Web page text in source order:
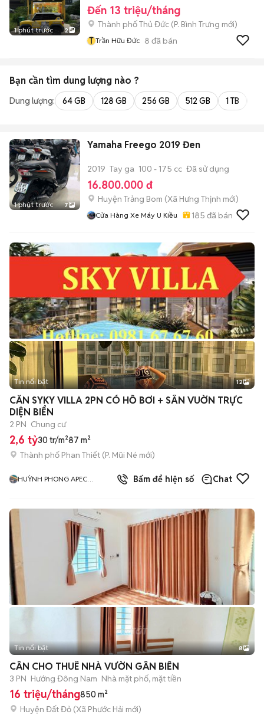
1 phút trước 2
Đến 13 triệu/tháng
Thành phố Thủ Đức (P. Bình Trưng mới)
T Trần Hữu Đức 8 đã bán
Bạn cần tìm dung lượng nào ?
Dung lượng: 64 GB 128 GB 256 GB 512 GB 1 TB
1 phút trước 7
Yamaha Freego 2019 Đen
2019 Tay ga 100 - 175 cc Đã sử dụng
16.800.000 đ
Huyện Trảng Bom (Xã Hưng Thịnh mới)
Cửa Hàng Xe Máy U Kiều 185 đã bán
+2
Tin nổi bật 12
CĂN SYKY VILLA 2PN CÓ HỒ BƠI + SÂN VUỜN TRỰC
DIỆN BIỂN
2 PN Chung cư
2,6 tỷ30 tr/m²87 m²
Thành phố Phan Thiết (P. Mũi Né mới)
HUỲNH PHONG APEC
5.0 Bấm để hiện số Chat
+2
Tin nổi bật 8
CẦN CHO THUÊ NHÀ VƯỜN GẦN BIỂN
3 PN Hướng Đông Nam Nhà mặt phố, mặt tiền
16 triệu/tháng850 m²
Huyện Đất Đỏ (Xã Phước Hải mới)